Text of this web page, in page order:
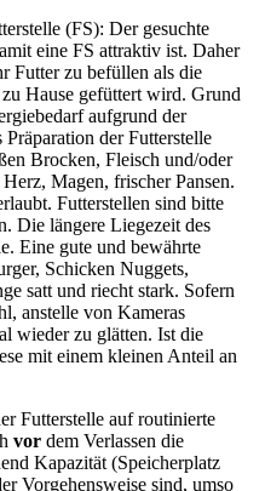
(FS): Der gesuchte
eine FS attraktiv ist. Daher
Futter zu befüllen als die
Hause gefüttert wird. Grund
aufgrund der
der Futterstelle
Brocken, Fleisch und/oder
Magen, frischer Pansen.
Futterstellen sind bitte
Die längere Liegezeit des
Eine gute und bewährte
Schicken Nuggets,
satt und riecht stark. Sofern
anstelle von Kameras
wieder zu glätten. Ist die
mit einem kleinen Anteil an
Futterstelle auf routinierte
vor dem Verlassen die
Kapazität (Speicherplatz
Vorgehensweise sind, umso